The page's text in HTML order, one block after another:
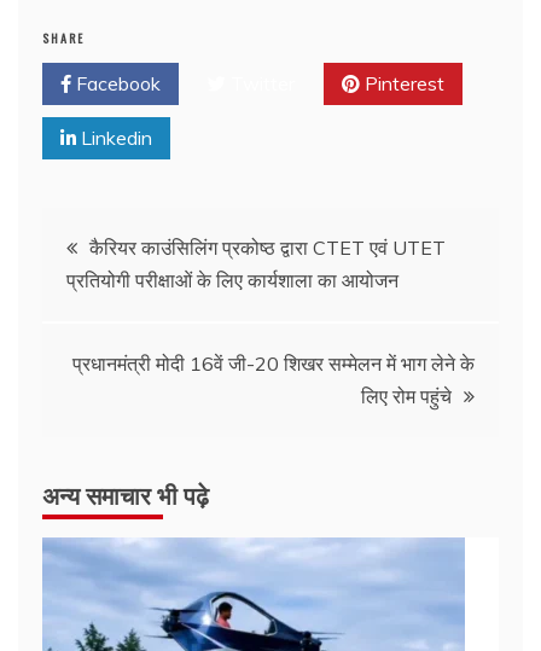
SHARE
Facebook Pinterest
Linkedin
कैरियर काउंसिलिंग प्रकोष्ठ द्वारा CTET एवं UTET
प्रतियोगी परीक्षाओं के लिए कार्यशाला का आयोजन
प्रधानमंत्री मोदी 16वें जी-20 शिखर सम्मेलन में भाग लेने के
लिए रोम पहुंचे
अन्य समाचार भी पढ़े